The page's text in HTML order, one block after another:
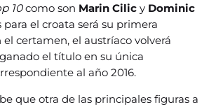
10como son Marin Cilic y Dominic
para el croata será su primera
certamen, el austríaco volverá
el título en su única
al año 2016.
que otra de las principales figuras a